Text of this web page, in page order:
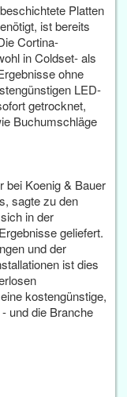
Platten
ist bereits
Cortina-
in Coldset- als
ohne
LED-
getrocknet,
Buchumschläge
bei Koenig & Bauer
sagte zu den
in der
geliefert.
und der
ist dies
kostengünstige,
und die Branche